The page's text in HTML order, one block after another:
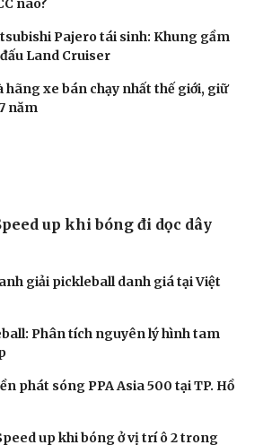
Podcast
Câu chuyện thời sự
Đọc truyện đêm khuya
Cửa sổ tình yêu
400 và Thruxton 400 ra mắt:
động cơ mạnh hơn
Pajero tái sinh: Khung gầm
Land Cruiser
xe bán chạy nhất thế giới, giữ
năm